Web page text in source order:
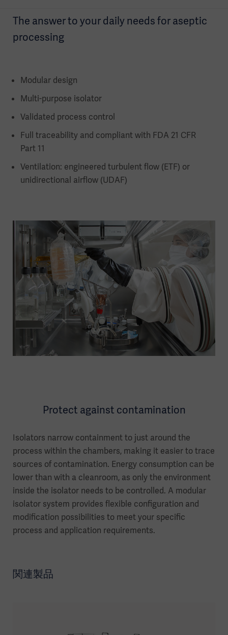
The answer to your daily needs for aseptic
processing
Modular design
Multi-purpose isolator
Validated process control
Full traceability and compliant with FDA 21 CFR
Part 11
Ventilation: engineered turbulent flow (ETF) or
unidirectional airflow (UDAF)
Protect against contamination
Isolators narrow containment to just around the
process within the chambers, making it easier to trace
sources of contamination. Energy consumption can be
lower than with a cleanroom, as only the environment
inside the isolator needs to be controlled. A modular
isolator system provides flexible configuration and
modification possibilities to meet your specific
process and application requirements.
関連製品